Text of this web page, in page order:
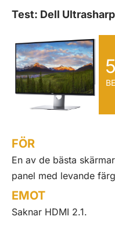
Test: Dell
5
FÖR
En av de bästa
panel med levande
EMOT
Saknar HDMI 2.1.